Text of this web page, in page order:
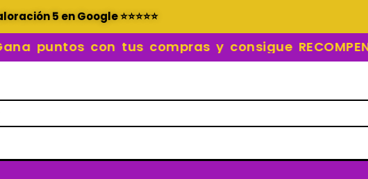
5 en Google ⭐⭐⭐⭐⭐
con tus compras y consigue RECOMPENSAS